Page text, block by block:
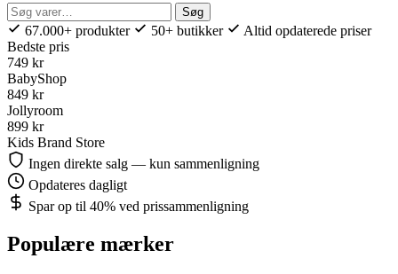
Søg
efter:
Søg
67.000+ produkter 50+ butikker
Altid opdaterede priser
Bedste pris
749 kr
BabyShop
849 kr
Jollyroom
899 kr
Kids Brand Store
Ingen direkte salg — kun sammenligning
Opdateres dagligt
Spar op til 40% ved prissammenligning
Populære mærker